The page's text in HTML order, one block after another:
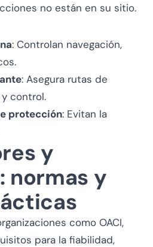
no están en su sitio.
: Controlan navegación,
: Asegura rutas de
control.
protección: Evitan la
y
normas y
como OACI,
para la fiabilidad,